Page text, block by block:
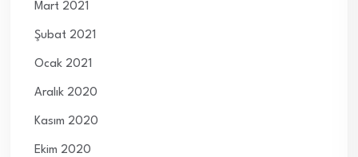
Mart 2021
Şubat 2021
Ocak 2021
Aralık 2020
Kasım 2020
Ekim 2020